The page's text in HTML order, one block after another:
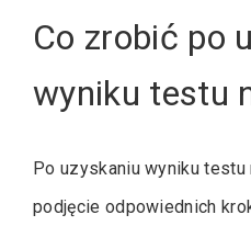
Co zrobić po
wyniku testu
Po uzyskaniu wyniku
podjęcie odpowiednich